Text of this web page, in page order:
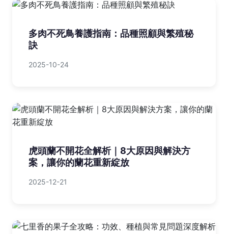
多肉不死鳥養護指南：品種照顧與繁殖秘
訣
2025-10-24
虎頭蘭不開花全解析｜8大原因與解決方
案，讓你的蘭花重新綻放
2025-12-21